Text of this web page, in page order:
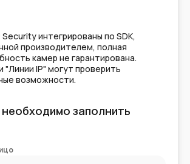
Security интегрированы по SDK,
производителем, полная
камер не гарантирована.
"Линии IP" могут проверить
возможности.
заполнить